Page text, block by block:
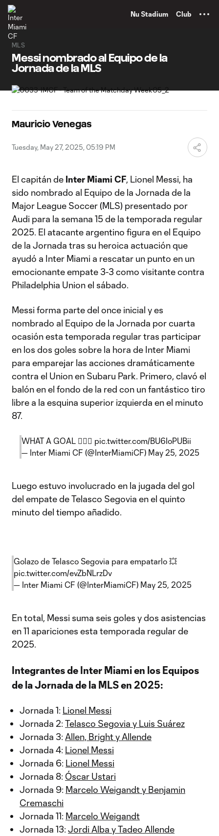
Nu Stadium Club
MLS
Messi nombrado al Equipo de la
Jornada de la MLS
Mauricio Venegas
Tuesday, May 27, 2025, 05:19 PM
El capitán de Inter Miami CF, Lionel Messi, ha
sido nombrado al Equipo de la Jornada de la
Major League Soccer (MLS) presentado por
Audi para la semana 15 de la temporada regular
2025. El atacante argentino figura en el Equipo
de la Jornada tras su heroica actuación que
ayudó a Inter Miami a rescatar un punto en un
emocionante empate 3-3 como visitante contra
Philadelphia Union el sábado.
Messi forma parte del once inicial y es
nombrado al Equipo de la Jornada por cuarta
ocasión esta temporada regular tras participar
en los dos goles sobre la hora de Inter Miami
para emparejar las acciones dramáticamente
contra el Union en Subaru Park. Primero, clavó el
balón en el fondo de la red con un fantástico tiro
libre a la esquina superior izquierda en el minuto
87.
WHAT A GOAL 😮‍💨🐐 pic.twitter.com/BU6IoPUBii
— Inter Miami CF (@InterMiamiCF) May 25, 2025
Luego estuvo involucrado en la jugada del gol
del empate de Telasco Segovia en el quinto
minuto del tiempo añadido.
Golazo de Telasco Segovia para empatarlo 💥
pic.twitter.com/evZbNLrzDv
— Inter Miami CF (@InterMiamiCF) May 25, 2025
En total, Messi suma seis goles y dos asistencias
en 11 apariciones esta temporada regular de
2025.
Integrantes de Inter Miami en los Equipos
de la Jornada de la MLS en 2025:
Jornada 1: Lionel Messi
Jornada 2: Telasco Segovia y Luis Suárez
Jornada 3: Allen, Bright y Allende
Jornada 4: Lionel Messi
Jornada 6: Lionel Messi
Jornada 8: Óscar Ustari
Jornada 9: Marcelo Weigandt y Benjamin
Cremaschi
Jornada 11: Marcelo Weigandt
Jornada 13: Jordi Alba y Tadeo Allende